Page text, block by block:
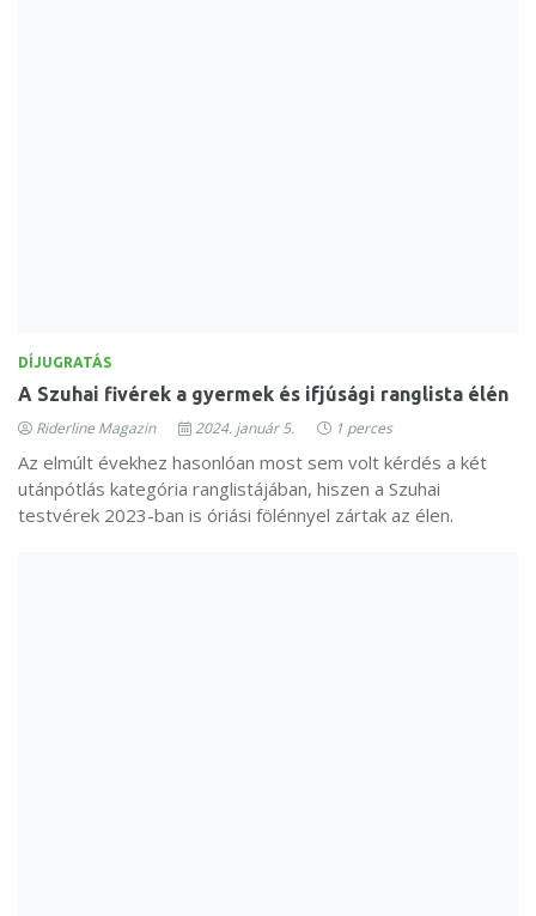
DÍJUGRATÁS
A Szuhai fivérek a gyermek és ifjúsági ranglista élén
Riderline Magazin 2024. január 5. 1 perces
Az elmúlt évekhez hasonlóan most sem volt kérdés a két
utánpótlás kategória ranglistájában, hiszen a Szuhai
testvérek 2023-ban is óriási fölénnyel zártak az élen.